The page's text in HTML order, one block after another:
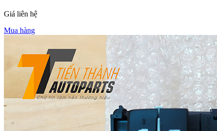
Giá liên hệ
Mua hàng